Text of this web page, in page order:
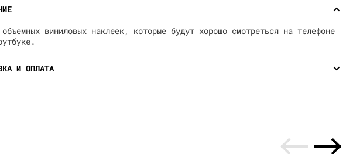
объемных виниловых наклеек, которые будут хорошо смотреться на телефоне
И ОПЛАТА